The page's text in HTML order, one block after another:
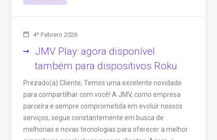
4º Febrero 2026
JMV Play: agora disponível
também para dispositivos Roku
Prezado(a) Cliente, Temos uma excelente novidade
para compartilhar com você! A JMV, como empresa
parceira e sempre comprometida em evoluir nossos
serviços, segue constantemente em busca de
melhorias e novas tecnologias para oferecer a melhor